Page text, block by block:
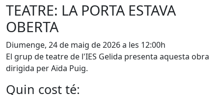
TEATRE: LA PORTA ESTAVA
OBERTA
Diumenge, 24 de maig de 2026 a les 12:00h
El grup de teatre de l'IES Gelida presenta aquesta obra
dirigida per Aïda Puig.
Quin cost té: